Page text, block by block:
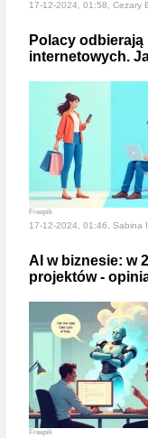
17-12-2024, 01:58, Cezary
Polacy
internetowych.
Freepik
17-12-2024, 01:46, Sabina
AI w biznesie: w
projektów -
Freepik